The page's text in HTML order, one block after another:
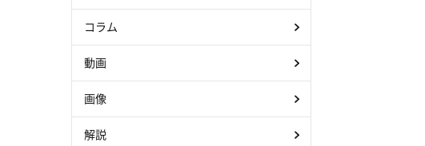
コラム
動画
画像
解説